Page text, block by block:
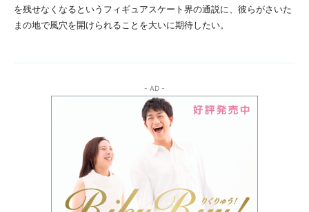
を残せなくなるというフィギュアスケート界の通説に、彼らがさいた
まの地で風穴を開けられることを大いに期待したい。
- AD -